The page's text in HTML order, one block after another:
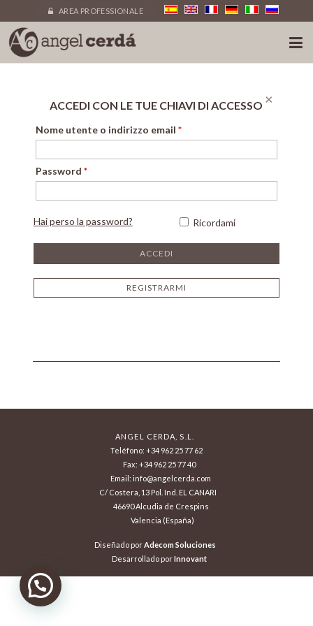
AREA PROFESSIONALE
ACCEDI CON LE TUE CHIAVI DI ACCESSO
Nome utente o indirizzo email *
Password *
Hai perso la password? Ricordami
REGISTRARMI
×
ANGEL CERDA, S.L.
Teléfono: +34 962 25 77 62
Fax: +34 962 25 77 40
Email: info@angelcerda.com
C/ Costera, 13 Pol. Ind. EL CANARI
46690 Alcudia de Crespins
Valencia (España)
Diseñado porAdecom Soluciones
Desarrollado porInnovant